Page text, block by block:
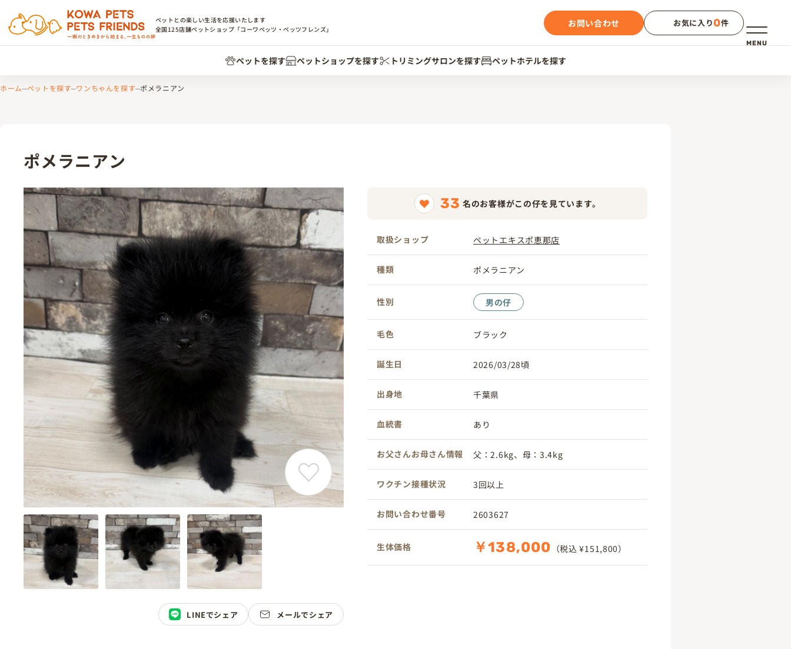
メニュー
MENU
ペットとの楽しい生活を応援いたします
全国125店舗ペットショップ「コーワペッツ・ペッツフレンズ」
お問い合わせ お気に入り0件
ペットを探す ペットショップを探す トリミングサロンを探す ペットホテルを探す
ホーム ペットを探す ワンちゃんを探す ポメラニアン
ポメラニアン
33 名のお客様がこの仔を見ています。
取扱ショップ ペットエキスポ恵那店
種類 ポメラニアン
性別 男の仔
毛色 ブラック
誕生日 2026/03/28頃
出身地 千葉県
血統書 あり
お父さんお母さん情報 父：2.6kg、母：3.4kg
ワクチン接種状況 3回以上
お問い合わせ番号 2603627
生体価格 ￥138,000 （税込 ¥151,800）
LINEでシェア メールでシェア